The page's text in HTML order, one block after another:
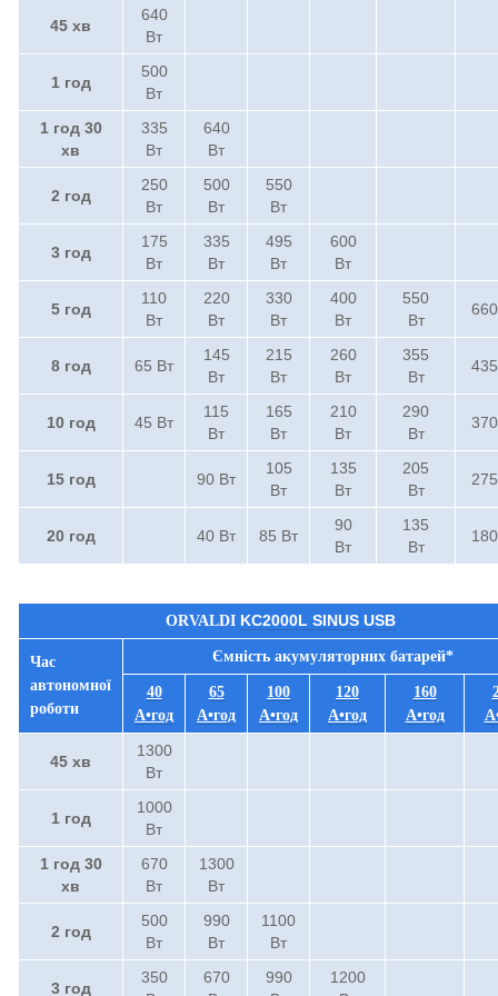
45 хв
640
Вт
1 год
500
Вт
1 год 30
хв
335
Вт
640
Вт
2 год
250
Вт
500
Вт
550
Вт
3 год
175
Вт
335
Вт
495
Вт
600
Вт
5 год
110
Вт
220
Вт
330
Вт
400
Вт
550
Вт
8 год 65 Вт
145
Вт
215
Вт
260
Вт
355
Вт
10 год 45 Вт
115
Вт
165
Вт
210
Вт
290
Вт
15 год 90 Вт
105
Вт
135
Вт
205
Вт
20 год 40 Вт 85 Вт
90
Вт
135
Вт
ORVALDI KC2000L SINUS USB
Час
автономної
роботи
Ємність акумуляторних батарей*
40
А•год
65
А•год
100
А•год
120
А•год
160
А•год
45 хв
1300
Вт
1 год
1000
Вт
1 год 30
хв
670
Вт
1300
Вт
2 год
500
Вт
990
Вт
1100
Вт
3 год
350
670
990
1200